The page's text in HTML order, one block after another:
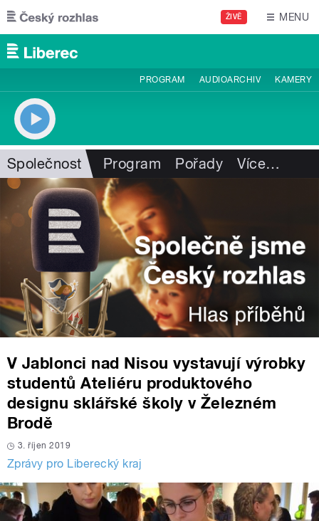
Přejít k hlavnímu obsahu
ŽIVĚ MENU
PROGRAM AUDIOARCHIV KAMERY
Společnost Program Pořady Více…
V Jablonci nad Nisou vystavují výrobky
studentů Ateliéru produktového
designu sklářské školy v Železném
Brodě
3. říjen 2019
Zprávy pro Liberecký kraj